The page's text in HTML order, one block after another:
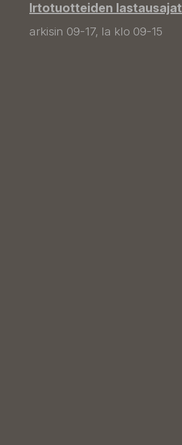
Irtotuotteiden lastausajat
arkisin 09-17, la klo 09-15